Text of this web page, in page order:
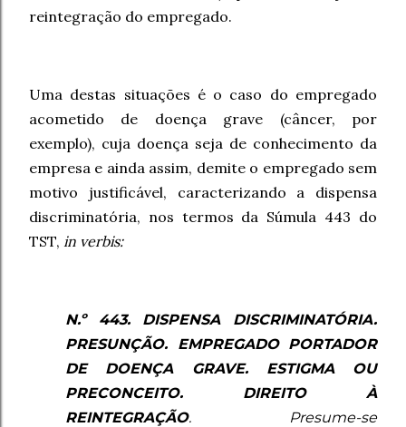
reintegração do empregado.
Uma destas situações é o caso do empregado
acometido de doença grave (câncer, por
exemplo), cuja doença seja de conhecimento da
empresa e ainda assim, demite o empregado sem
motivo justificável, caracterizando a dispensa
discriminatória, nos termos da Súmula 443 do
TST, in verbis:
N.º 443. DISPENSA DISCRIMINATÓRIA.
PRESUNÇÃO. EMPREGADO PORTADOR
DE DOENÇA GRAVE. ESTIGMA OU
PRECONCEITO. DIREITO À
REINTEGRAÇÃO. Presume-se